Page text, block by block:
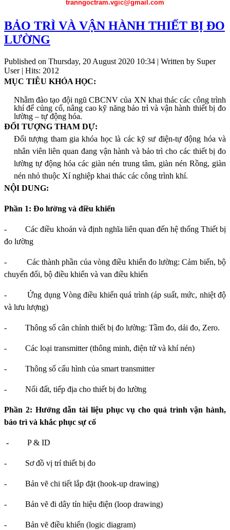
tranngoctram.vgic@gmail.com
BẢO TRÌ VÀ VẬN HÀNH THIẾT BỊ ĐO
LƯỜNG
Published on Thursday, 20 August 2020 10:34 | Written by Super
User| Hits: 2012
MỤC TIÊU KHÓA HỌC:
Nhằm đào tạo đội ngũ CBCNV của XN khai thác các công trình
khí để củng cố, nâng cao kỹ năng bảo trì và vận hành thiết bị đo
lường – tự động hóa.
ĐỐI TƯỢNG THAM DỰ:
Đối tượng tham gia khóa học là các kỹ sư điện-tự động hóa và
nhân viên liên quan đang vận hành và bảo trì cho các thiết bị đo
lường tự động hóa các giàn nén trung tâm, giàn nén Rồng, giàn
nén nhỏ thuộc Xí nghiệp khai thác các công trình khí.
NỘI DUNG:
Phần 1: Đo lường và điều khiển
-
Các điều khoản và định nghĩa liên quan đến hệ thống Thiết bị
đo lường
-
Các thành phần của vòng điều khiển đo lường: Cảm biến, bộ
chuyển đổi, bộ điều khiển và van điều khiển
-
Ứng dụng Vòng điều khiển quá trình (áp suất, mức, nhiệt độ
và lưu lượng)
- Thông số cân chỉnh thiết bị đo lường: Tầm đo, dải đo, Zero.
- Các loại transmitter (thông minh, điện tử và khí nén)
- Thông số cấu hình của smart transmitter
- Nối đất, tiếp địa cho thiết bị đo lường
Phần 2: Hướng dẫn tài liệu phục vụ cho quá trình vận hành,
bảo trì và khắc phục sự cố
- P & ID
- Sơ đồ vị trí thiết bị đo
- Bản vẽ chi tiết lắp đặt (hook-up drawing)
- Bản vẽ đi dây tín hiệu điện (loop drawing)
- Bản vẽ điều khiển (logic diagram)